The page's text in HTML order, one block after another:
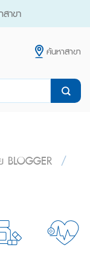
าขา
ค้นหาสาขา
BLOGGER /